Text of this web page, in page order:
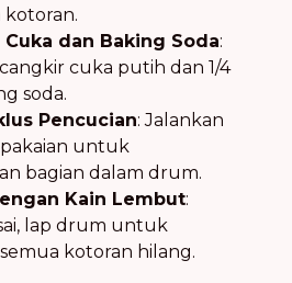
dan Baking Soda:
cuka putih dan 1/4
soda.
Pencucian: Jalankan
untuk
bagian dalam drum.
Kain Lembut:
lap drum untuk
kotoran hilang.